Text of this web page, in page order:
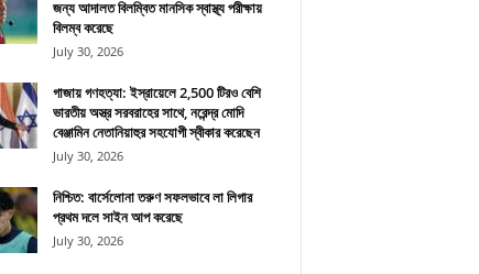
জন্য আদালত বিলম্বিত মানসিক স্বাস্থ্য পরীক্ষায়
বিলম্ব করেছে
July 30, 2026
গাজায় গণহত্যা: ইস্রায়েলে 2,500 টিরও বেশি
ভারতীয় অস্ত্র সরবরাহের সাথে, নরেন্দ্র মোদি
বেঞ্জামিন নেতানিয়াহুর সহযোগী স্বীকার করেছেন
July 30, 2026
নিশ্চিত: বার্সেলোনা তরুণ সফলভাবে লা লিগার
প্রথম দলে সাইন আপ করেছে
July 30, 2026